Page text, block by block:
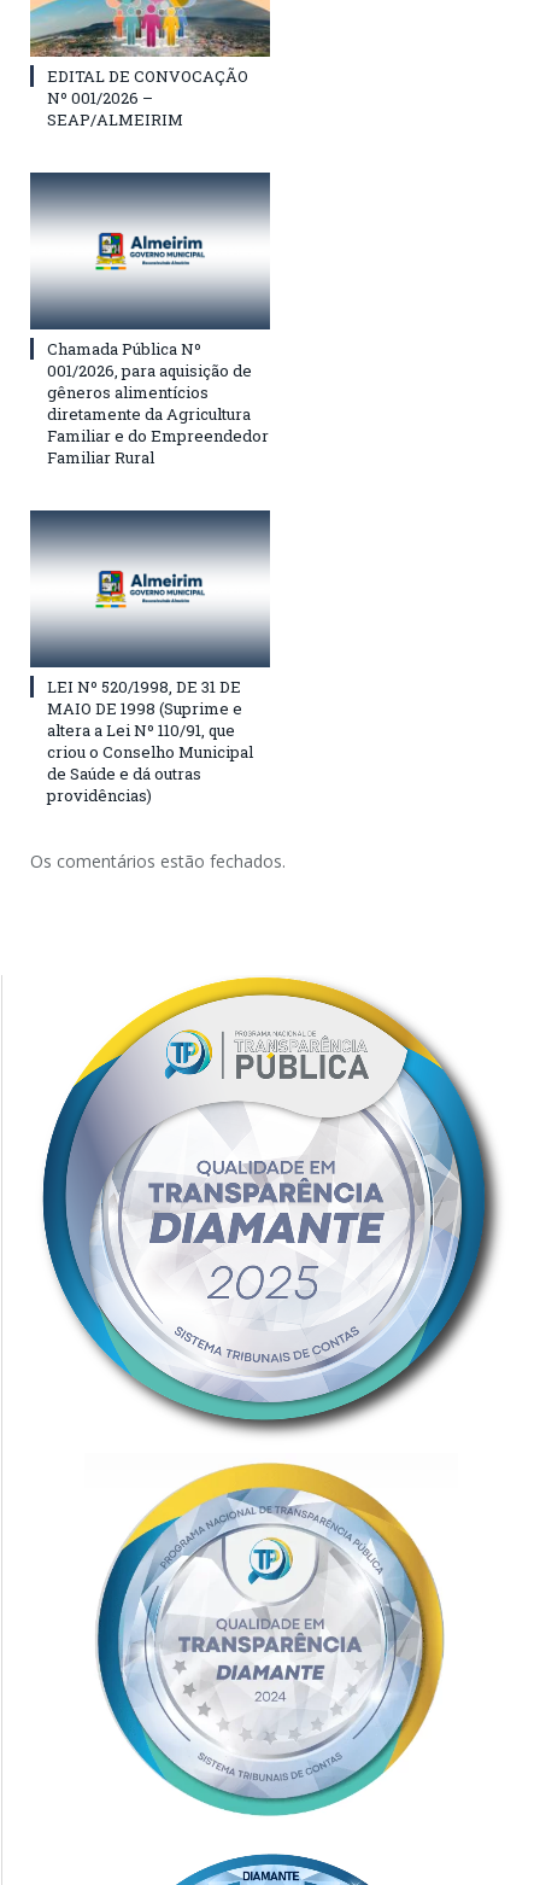
EDITAL DE CONVOCAÇÃO
Nº 001/2026 –
SEAP/ALMEIRIM
Chamada Pública Nº
001/2026, para aquisição de
gêneros alimentícios
diretamente da Agricultura
Familiar e do Empreendedor
Familiar Rural
LEI Nº 520/1998, DE 31 DE
MAIO DE 1998 (Suprime e
altera a Lei Nº 110/91, que
criou o Conselho Municipal
de Saúde e dá outras
providências)
Os comentários estão fechados.